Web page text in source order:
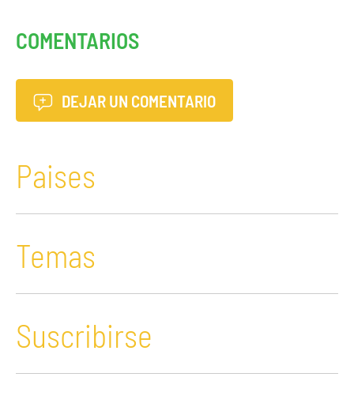
COMENTARIOS
DEJAR UN COMENTARIO
Paises
Temas
Suscribirse